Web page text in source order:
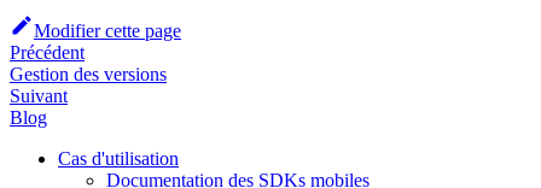
Modifier cette page
Précédent
Gestion des versions
Suivant
Blog
Cas d'utilisation
Documentation des SDKs mobiles